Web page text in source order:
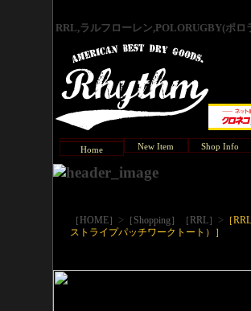
RRL,ラルフローレン,POLORUGBY(ポ
Home New Item Shop Info
［HOME］ > ［Shopping］ ［RRL］ > ［
ストライプパッチワークトート）］